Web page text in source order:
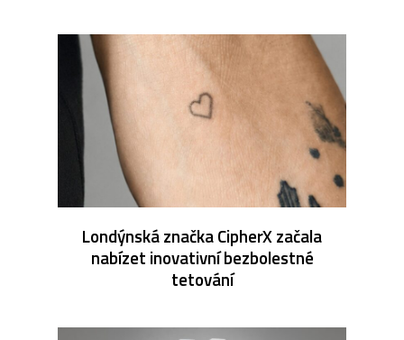
Londýnská značka CipherX začala
nabízet inovativní bezbolestné
tetování